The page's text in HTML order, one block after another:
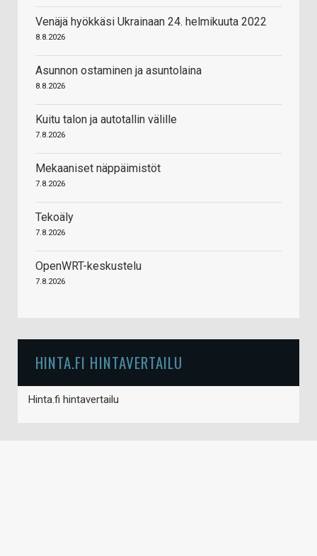
Venäjä hyökkäsi Ukrainaan 24. helmikuuta 2022
8.8.2026
Asunnon ostaminen ja asuntolaina
8.8.2026
Kuitu talon ja autotallin välille
7.8.2026
Mekaaniset näppäimistöt
7.8.2026
Tekoäly
7.8.2026
OpenWRT-keskustelu
7.8.2026
HINTA.FI HINTAVERTAILU
Hinta.fi hintavertailu